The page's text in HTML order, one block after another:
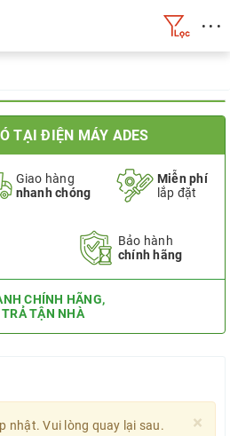
• • •
TẠI ĐIỆN MÁY ADES
Giao hàng
nhanh chóng
Miễn phí
lắp đặt
Bảo hành
chính hãng
CHÍNH HÃNG,
TẬN NHÀ
×
nhật. Vui lòng quay lại sau.